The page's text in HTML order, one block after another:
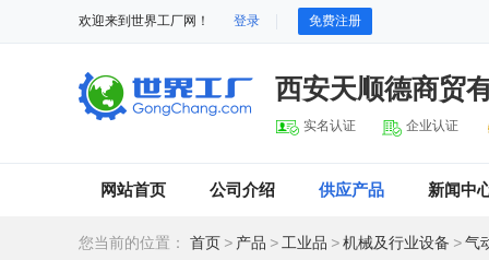
欢迎来到世界工厂网！ 登录 免费注册
西安天顺德商贸
实名认证 企业认证
网站首页 公司介绍 供应产品 新闻中
您当前的位置： 首页 > 产品 > 工业品 >机械及行业设备 >气